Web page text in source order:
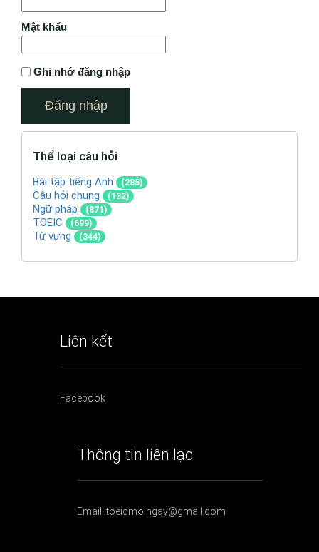
Mật khẩu
Ghi nhớ đăng nhập
Thể loại câu hỏi
Bài tập tiếng Anh (285)
Câu hỏi chung (132)
Ngữ pháp (871)
TOEIC (699)
Từ vựng (344)
Liên kết
Facebook
Thông tin liên lạc
Email: toeicmoingay@gmail.com